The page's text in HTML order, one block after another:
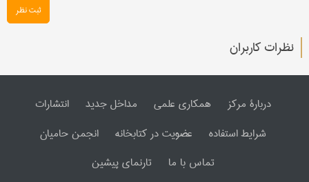
ثبت نظر
نظرات کاربران
دربارۀ مرکز همکاری علمی مداخل جدید
انتشارات
شرایط استفاده
عضویت در کتابخانه
انجمن حامیان
تماس با ما
تارنمای پیشین